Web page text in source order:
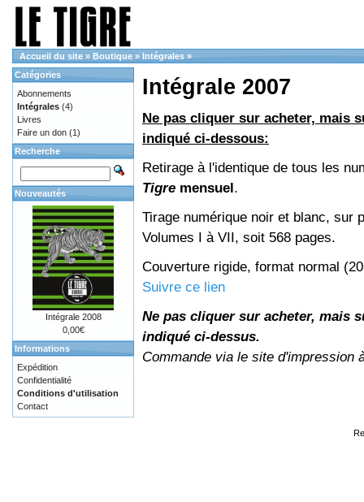
Accueil du site » Boutique » Intégrales »
Intégrale 2007
Ne pas cliquer sur acheter, mais
indiqué ci-dessous:
Retirage à l'identique de tous les
Tigre mensuel.
Tirage numérique noir et blanc, sur
Volumes I à VII, soit 568 pages.
Couverture rigide, format normal
Suivre ce lien
Ne pas cliquer sur acheter, mais
indiqué ci-dessus.
Commande via le site d'impression
Catégories
Abonnements
Intégrales (4)
Livres
Faire un don (1)
Recherche
Nouveautés
Intégrale 2008
0,00€
Informations
Expédition
Confidentialité
Conditions d'utilisation
Contact